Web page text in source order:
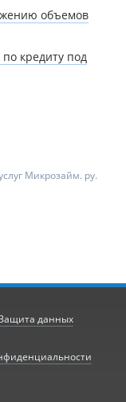
объемов
кредиту под
Микрозайм. ру.
данных